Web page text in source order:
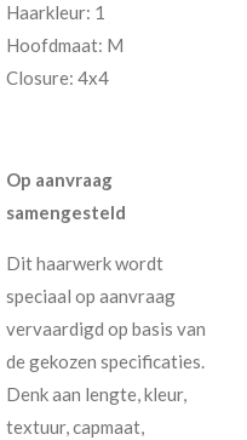
Haarkleur: 1
Hoofdmaat: M
Closure: 4x4
Op aanvraag
samengesteld
Dit haarwerk wordt
speciaal op aanvraag
vervaardigd op basis van
de gekozen specificaties.
Denk aan lengte, kleur,
textuur, capmaat,